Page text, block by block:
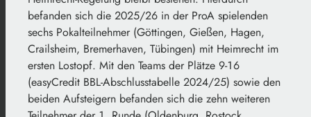
befanden sich die 2025/26 in der ProA spielenden
sechs Pokalteilnehmer (Göttingen, Gießen, Hagen,
Crailsheim, Bremerhaven, Tübingen) mit Heimrecht im
ersten Lostopf. Mit den Teams der Plätze 9-16
(easyCredit BBL-Abschlusstabelle 2024/25) sowie den
beiden Aufsteigern befanden sich die zehn weiteren